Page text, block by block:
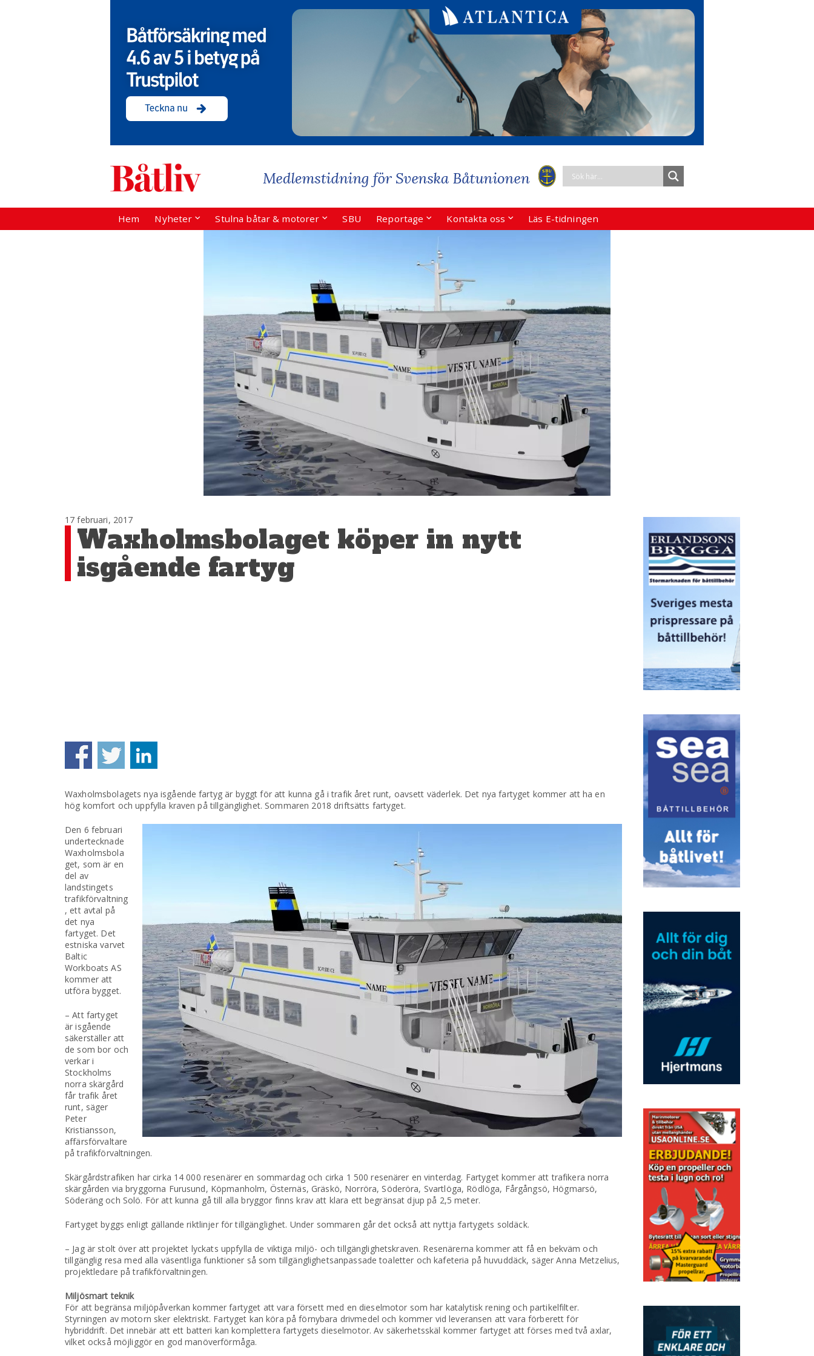
Hem Nyheter Stulna båtar & motorer SBU Reportage Kontakta oss Läs E-tidningen
17 februari, 2017
Waxholmsbolaget köper in nytt
isgående fartyg
Waxholmsbolagets nya isgående fartyg är byggt för att kunna gå i trafik året runt, oavsett väderlek. Det nya fartyget kommer att ha en
hög komfort och uppfylla kraven på tillgänglighet. Sommaren 2018 driftsätts fartyget.
Den 6 februari
undertecknade
Waxholmsbola
get, som är en
del av
landstingets
trafikförvaltning
, ett avtal på
det nya
fartyget. Det
estniska varvet
Baltic
Workboats AS
kommer att
utföra bygget.
– Att fartyget
är isgående
säkerställer att
de som bor och
verkar i
Stockholms
norra skärgård
får trafik året
runt, säger
Peter
Kristiansson,
affärsförvaltare
på trafikförvaltningen.
Skärgårdstrafiken har cirka 14 000 resenärer en sommardag och cirka 1 500 resenärer en vinterdag. Fartyget kommer att trafikera norra
skärgården via bryggorna Furusund, Köpmanholm, Östernäs, Gräskö, Norröra, Söderöra, Svartlöga, Rödlöga, Fårgångsö, Högmarsö,
Söderäng och Solö. För att kunna gå till alla bryggor finns krav att klara ett begränsat djup på 2,5 meter.
Fartyget byggs enligt gällande riktlinjer för tillgänglighet. Under sommaren går det också att nyttja fartygets soldäck.
– Jag är stolt över att projektet lyckats uppfylla de viktiga miljö- och tillgänglighetskraven. Resenärerna kommer att få en bekväm och
tillgänglig resa med alla väsentliga funktioner så som tillgänglighetsanpassade toaletter och kafeteria på huvuddäck, säger Anna Metzelius,
projektledare på trafikförvaltningen.
Miljösmart teknik
För att begränsa miljöpåverkan kommer fartyget att vara försett med en dieselmotor som har katalytisk rening och partikelfilter.
Styrningen av motorn sker elektriskt. Fartyget kan köra på förnybara drivmedel och kommer vid leveransen att vara förberett för
hybriddrift. Det innebär att ett batteri kan komplettera fartygets dieselmotor. Av säkerhetsskäl kommer fartyget att förses med två axlar,
vilket också möjliggör en god manöverförmåga.